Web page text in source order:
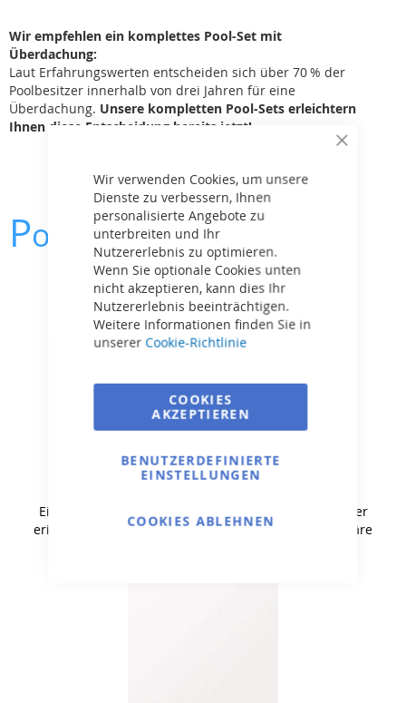
Close
Wir verwenden Cookies, um unsere
Dienste zu verbessern, Ihnen
personalisierte Angebote zu
unterbreiten und Ihr
Nutzererlebnis zu optimieren.
Wenn Sie optionale Cookies unten
nicht akzeptieren, kann dies Ihr
Nutzererlebnis beeinträchtigen.
Weitere Informationen finden Sie in
unserer Cookie-Richtlinie
COOKIES
AKZEPTIEREN
BENUTZERDEFINIERTE
EINSTELLUNGEN
COOKIES ABLEHNEN
Wir empfehlen ein komplettes Pool-Set mit
Überdachung:
Laut Erfahrungswerten entscheiden sich über 70 % der
Poolbesitzer innerhalb von drei Jahren für eine
Überdachung. Unsere kompletten Pool-Sets erleichtern
Ihnen diese Entscheidung bereits jetzt!
Pool farbe
Hellblau
Eine klassische Wahl, die an kristallklares Meerwasser
erinnert und eine erfrischende, belebende Atmosphäre